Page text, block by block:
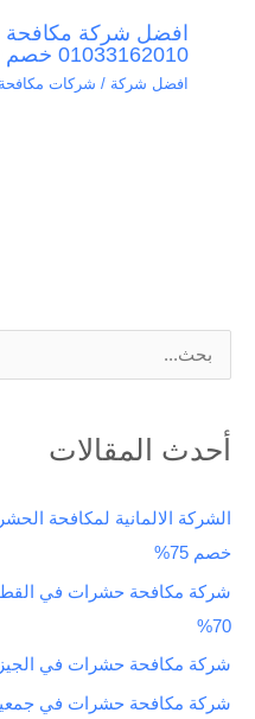
افضل شركة مكافحة
01033162010 خصم 60 %
افضل شركة / شركات مكافحة
ب
ح
:
أحدث المقالات
خصم 75%
70%
شركة مكافحة حشرات في الجيزة 01033162010 افضل خصم